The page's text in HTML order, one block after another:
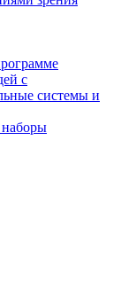
с
системы и